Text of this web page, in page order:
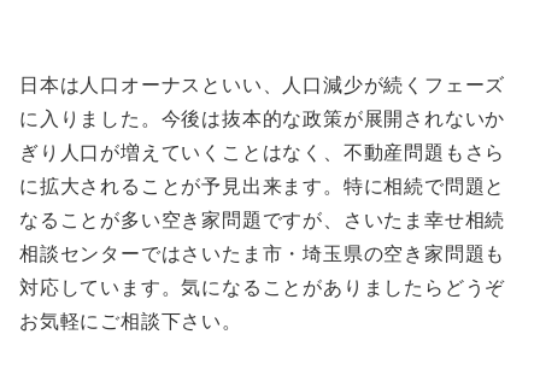
日本は人口オーナスといい、人口減少が続くフェーズ
に入りました。今後は抜本的な政策が展開されないか
ぎり人口が増えていくことはなく、不動産問題もさら
に拡大されることが予見出来ます。特に相続で問題と
なることが多い空き家問題ですが、さいたま幸せ相続
相談センターではさいたま市・埼玉県の空き家問題も
対応しています。気になることがありましたらどうぞ
お気軽にご相談下さい。